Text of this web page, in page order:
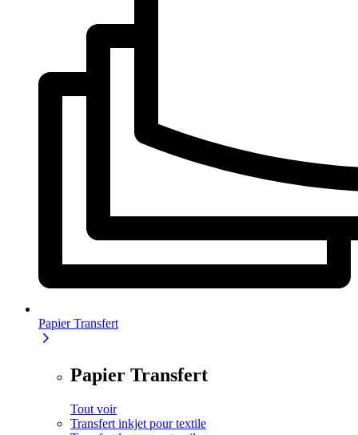
Papier Transfert
Papier Transfert
Tout voir
Transfert inkjet pour textile